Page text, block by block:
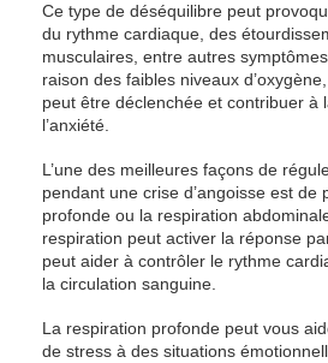
Ce type de déséquilibre peut
du rythme cardiaque, des
musculaires, entre autres
raison des faibles niveaux
peut être déclenchée et contribuer à
l’anxiété.
L’une des meilleures façons de
pendant une crise d’angoisse est de
profonde ou la respiration
respiration peut activer la réponse
peut aider à contrôler le rythme
la circulation sanguine.
La respiration profonde peut vous
de stress à des situations